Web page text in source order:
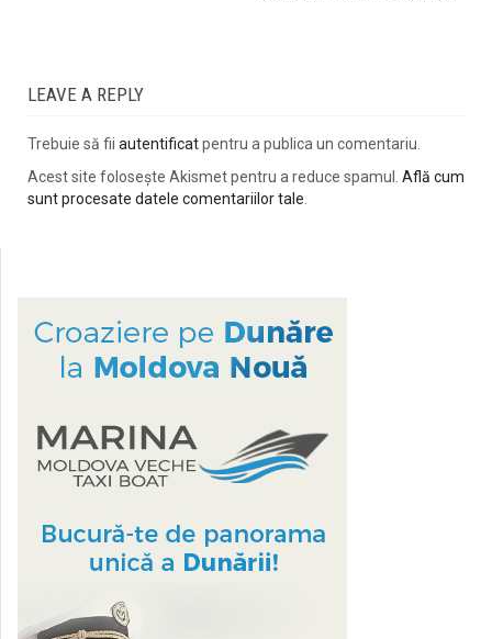
LEAVE A REPLY
Trebuie să fii autentificatpentru a publica un comentariu.
Acest site folosește Akismet pentru a reduce spamul. Află cum
sunt procesate datele comentariilor tale.